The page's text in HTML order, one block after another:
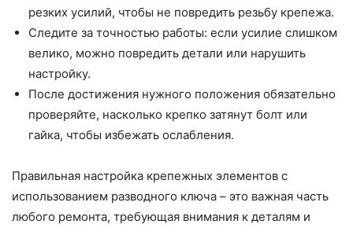
резких усилий, чтобы не повредить резьбу крепежа.
Следите за точностью работы: если усилие слишком
велико, можно повредить детали или нарушить
настройку.
После достижения нужного положения обязательно
проверяйте, насколько крепко затянут болт или
гайка, чтобы избежать ослабления.
Правильная настройка крепежных элементов с
использованием разводного ключа – это важная часть
любого ремонта, требующая внимания к деталям и